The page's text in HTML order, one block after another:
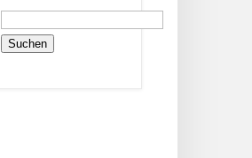
Suchen
nach: